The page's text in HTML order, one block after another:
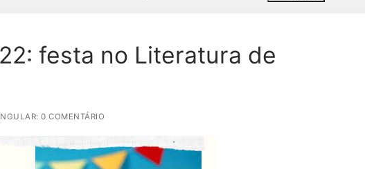
festa no Literatura de
0 COMENTÁRIO